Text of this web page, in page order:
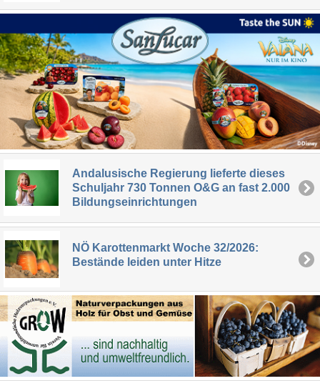
Andalusische Regierung lieferte dieses
Schuljahr 730 Tonnen O&G an fast 2.000
Bildungseinrichtungen
NÖ Karottenmarkt Woche 32/2026:
Bestände leiden unter Hitze